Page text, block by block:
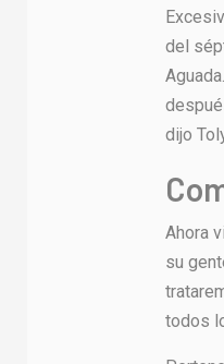
del
dijo
Ahora
su
todos